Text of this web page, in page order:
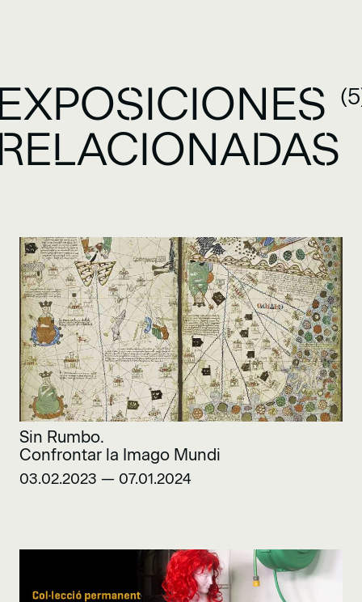
Sin Rumbo.
Confrontar la Imago Mundi
03.02.2023 — 07.01.2024